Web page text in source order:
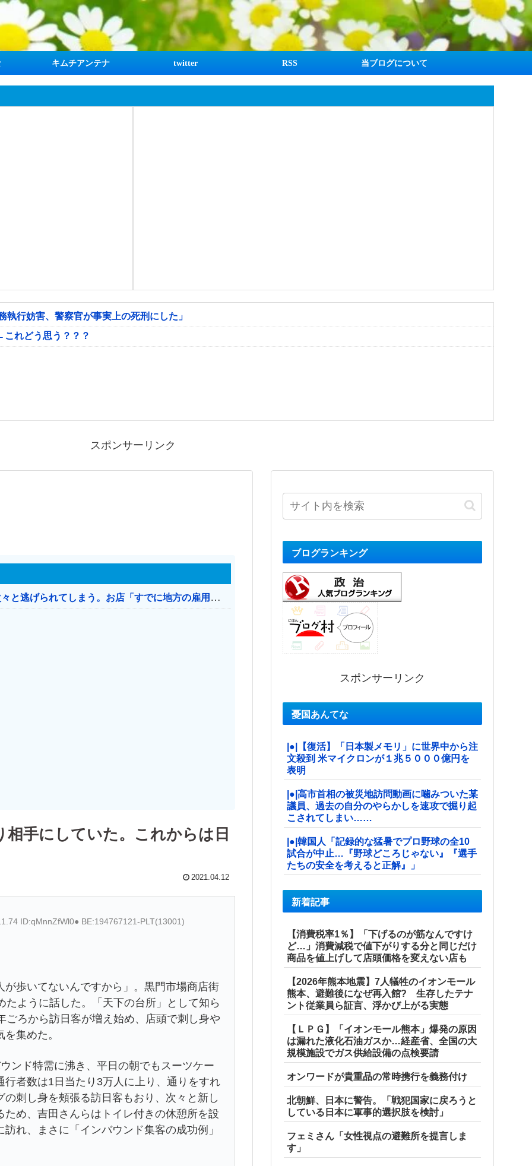
キムチアンテナ twitter RSS 当ブログについて
行妨害、警察官が事実上の死刑にした」
れどう思う？？？
スポンサーリンク
日本のお店、時給1500円でもミャンマー人に次々と逃げられてしまう。お店「すでに地方の雇用は崩壊」
手にしていた。これからは日
2021.04.12
ID:qMnnZfWl0● BE:194767121-PLT(13001)
歩いてないんですから」。黒門市場商店街
ように話した。「天下の台所」として知ら
ろから訪日客が増え始め、店頭で刺し身や
集めた。
ド特需に沸き、平日の朝でもスーツケー
者数は1日当たり3万人に上り、通りをすれ
刺し身を頰張る訪日客もおり、次々と新し
め、吉田さんらはトイレ付きの休憩所を設
れ、まさに「インバウンド集客の成功例」
ブログランキング
スポンサーリンク
憂国あんてな
|●|【復活】「日本製メモリ」に世界中から注
文殺到 米マイクロンが１兆５０００億円を
表明
|●|高市首相の被災地訪問動画に噛みついた某
議員、過去の自分のやらかしを速攻で掘り起
こされてしまい……
|●|韓国人「記録的な猛暑でプロ野球の全10
試合が中止…『野球どころじゃない』『選手
たちの安全を考えると正解』」
新着記事
【消費税率1％】「下げるのが筋なんですけ
ど…」消費減税で値下がりする分と同じだけ
商品を値上げして店頭価格を変えない店も
【2026年熊本地震】7人犠牲のイオンモール
熊本、避難後になぜ再入館? 生存したテナ
ント従業員ら証言、浮かび上がる実態
【ＬＰＧ】「イオンモール熊本」爆発の原因
は漏れた液化石油ガスか…経産省、全国の大
規模施設でガス供給設備の点検要請
オンワードが貴重品の常時携行を義務付け
北朝鮮、日本に警告。「戦犯国家に戻ろうと
している日本に軍事的選択肢を検討」
フェミさん「女性視点の避難所を提言しま
す」